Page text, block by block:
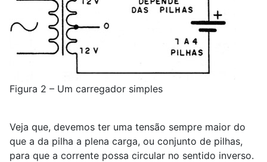
Figura 2 – Um carregador simples
Veja que, devemos ter uma tensão sempre maior do
que a da pilha a plena carga, ou conjunto de pilhas,
para que a corrente possa circular no sentido inverso.